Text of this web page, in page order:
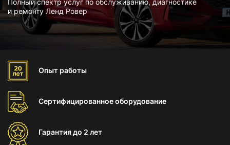
Полный спектр услуг по обслуживанию, диагностике
и ремонту Ленд Ровер
Опыт работы
Сертифицированноеоборудование
Гарантиядо 2 лет